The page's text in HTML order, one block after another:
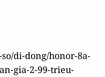
di-dong/honor-8a-
gia-2-99-trieu-